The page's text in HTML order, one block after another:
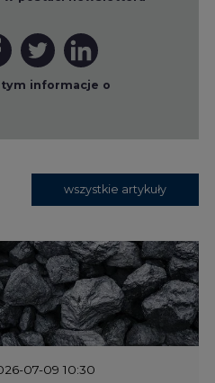
informacje o
wszystkie artykuły
07-09 10:30